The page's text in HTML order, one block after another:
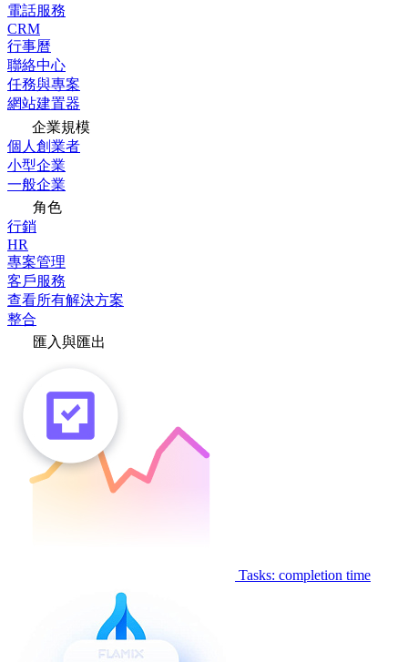
電話服務
CRM
行事曆
聯絡中心
任務與專案
網站建置器
企業規模
個人創業者
小型企業
一般企業
角色
行銷
HR
專案管理
客戶服務
查看所有解決方案
整合
匯入與匯出
Tasks: completion time